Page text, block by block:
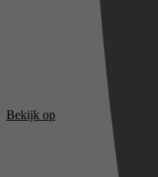
Bekijk op